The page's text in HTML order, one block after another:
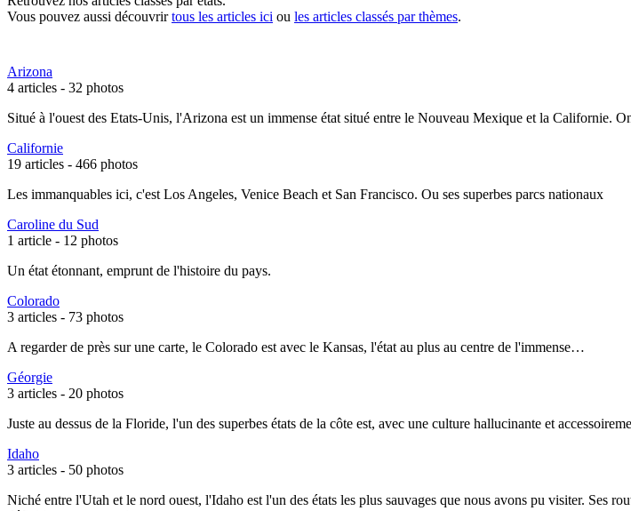
Vous pouvez aussi découvrirtous les articles ici ou les articles classés par thèmes.
Arizona
4 articles - 32 photos
Situé à l'ouest des Etats-Unis, l'Arizona est un immense état situé entre le Nouveau Mexique et la Californie.
Californie
19 articles - 466 photos
Les immanquables ici, c'est Los Angeles, Venice Beach et San Francisco. Ou ses superbes parcs nationaux
Caroline du Sud
1 article - 12 photos
Un état étonnant, emprunt de l'histoire du pays.
Colorado
3 articles - 73 photos
A regarder de près sur une carte, le Colorado est avec le Kansas, l'état au plus au centre de l'immense…
Géorgie
3 articles - 20 photos
Juste au dessus de la Floride, l'un des superbes états de la côte est, avec une culture hallucinante et
Idaho
3 articles - 50 photos
Niché entre l'Utah et le nord ouest, l'Idaho est l'un des états les plus sauvages que nous avons pu visiter. Ses